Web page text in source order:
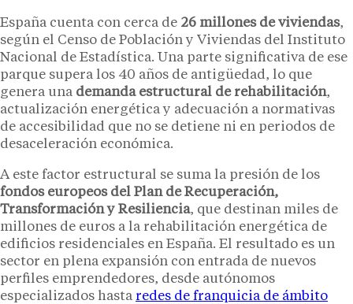
España cuenta con cerca de 26 millones de viviendas,
según el Censo de Población y Viviendas del Instituto
Nacional de Estadística. Una parte significativa de ese
parque supera los 40 años de antigüedad, lo que
genera una demanda estructural de rehabilitación,
actualización energética y adecuación a normativas
de accesibilidad que no se detiene ni en periodos de
desaceleración económica.
A este factor estructural se suma la presión de los
fondos europeos del Plan de Recuperación,
Transformación y Resiliencia, que destinan miles de
millones de euros a la rehabilitación energética de
edificios residenciales en España. El resultado es un
sector en plena expansión con entrada de nuevos
perfiles emprendedores, desde autónomos
especializados hasta redes de franquicia de ámbito